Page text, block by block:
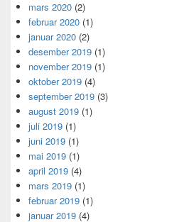
mars 2020 (2)
februar 2020 (1)
januar 2020 (2)
desember 2019 (1)
november 2019 (1)
oktober 2019 (4)
september 2019 (3)
august 2019 (1)
juli 2019 (1)
juni 2019 (1)
mai 2019 (1)
april 2019 (4)
mars 2019 (1)
februar 2019 (1)
januar 2019 (4)